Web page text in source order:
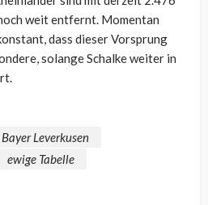
weit entfernt. Momentan
dass dieser Vorsprung
solange Schalke weiter in
Bayer Leverkusen
ewige Tabelle